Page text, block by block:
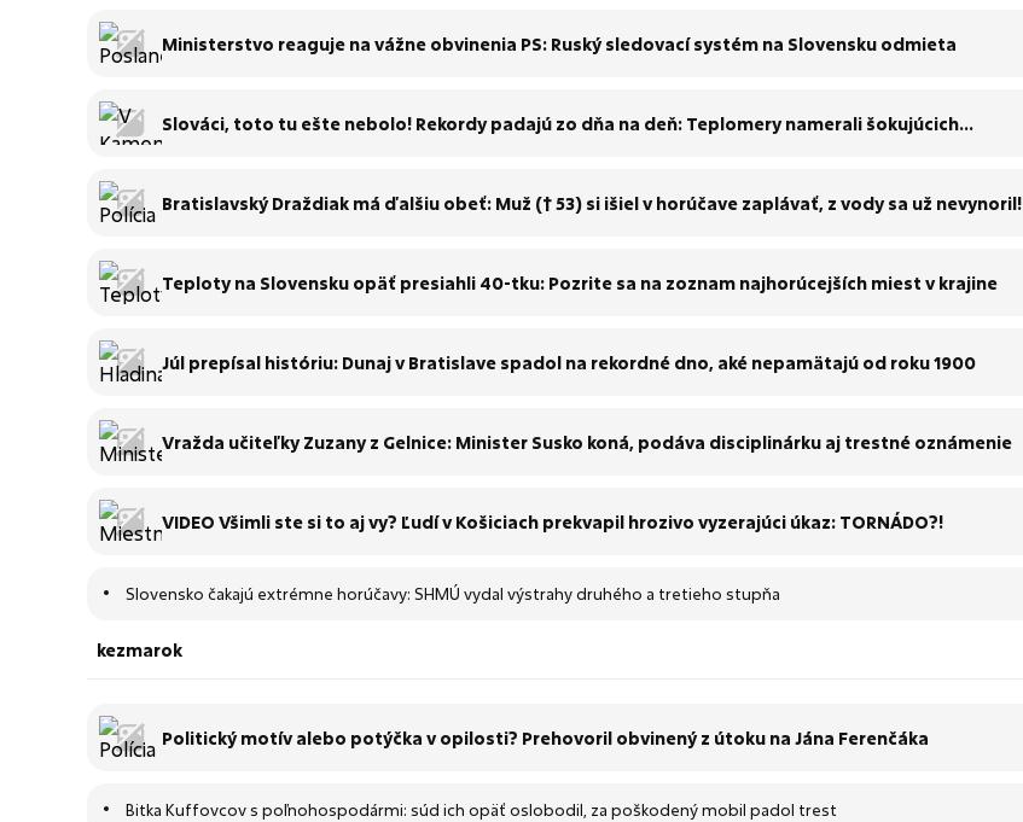
Ministerstvo reaguje na vážne obvinenia PS: Ruský sledovací systém na Slovensku odmieta
Slováci, toto tu ešte nebolo! Rekordy padajú zo dňa na deň: Teplomery namerali šokujúcich...
Bratislavský Draždiak má ďalšiu obeť: Muž († 53) si išiel v horúčave zaplávať, z vody sa už nevynoril!
Teploty na Slovensku opäť presiahli 40-tku: Pozrite sa na zoznam najhorúcejších miest v krajine
Júl prepísal históriu: Dunaj v Bratislave spadol na rekordné dno, aké nepamätajú od roku 1900
Vražda učiteľky Zuzany z Gelnice: Minister Susko koná, podáva disciplinárku aj trestné oznámenie
VIDEO Všimli ste si to aj vy? Ľudí v Košiciach prekvapil hrozivo vyzerajúci úkaz: TORNÁDO?!
Slovensko čakajú extrémne horúčavy: SHMÚ vydal výstrahy druhého a tretieho stupňa
kezmarok
Politický motív alebo potýčka v opilosti? Prehovoril obvinený z útoku na Jána Ferenčáka
Bitka Kuffovcov s poľnohospodármi: súd ich opäť oslobodil, za poškodený mobil padol trest